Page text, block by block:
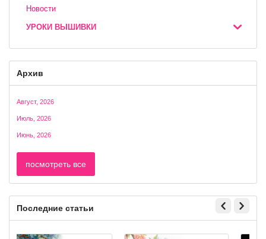
Новости
УРОКИ ВЫШИВКИ
Архив
Август, 2026
Июль, 2026
Июнь, 2026
посмотреть все
Последние статьи